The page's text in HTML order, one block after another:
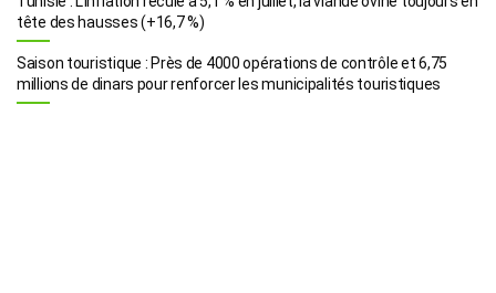
tête des hausses (+16,7 %)
Saison touristique : Près de 4000 opérations de contrôle et 6,75
millions de dinars pour renforcer les municipalités touristiques